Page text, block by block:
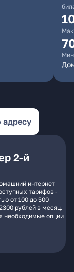
адресу
2-й
интернет
тарифов -
от 100 до 500
рублей в месяц.
необходимые опции